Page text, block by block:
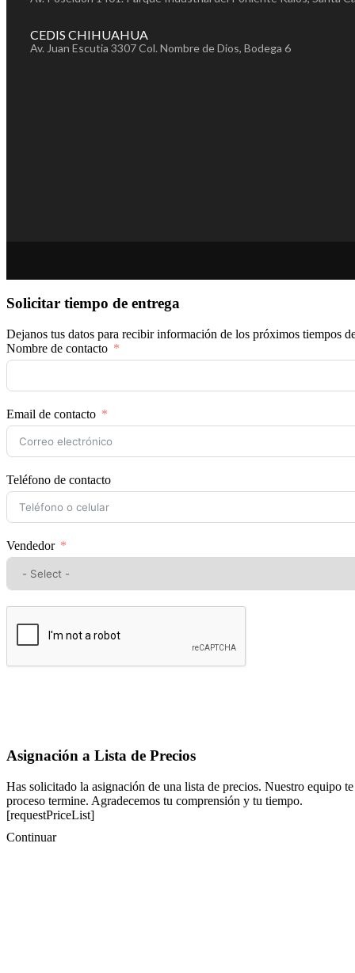
CEDIS CHIHUAHUA
Av. Juan Escutia 3307 Col. Nombre de Dios, Bodega 6
Solicitar tiempo de entrega
Dejanos tus datos para recibir información de los próximos tiempos
Nombre de contacto
Email de contacto
Teléfono de contacto
Vendedor
Asignación a Lista de Precios
Has solicitado la asignación de una lista de precios. Nuestro equipo
proceso termine. Agradecemos tu comprensión y tu tiempo.
[requestPriceList]
Continuar